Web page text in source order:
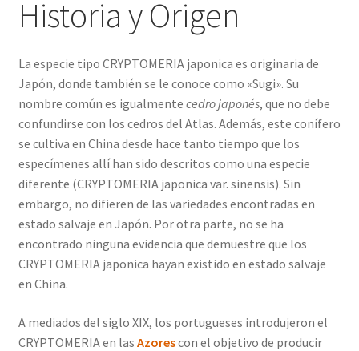
Historia y Origen
La especie tipo CRYPTOMERIA japonica es originaria de
Japón, donde también se le conoce como «Sugi». Su
nombre común es igualmente cedro japonés, que no debe
confundirse con los cedros del Atlas. Además, este conífero
se cultiva en China desde hace tanto tiempo que los
especímenes allí han sido descritos como una especie
diferente (CRYPTOMERIA japonica var. sinensis). Sin
embargo, no difieren de las variedades encontradas en
estado salvaje en Japón. Por otra parte, no se ha
encontrado ninguna evidencia que demuestre que los
CRYPTOMERIA japonica hayan existido en estado salvaje
en China.
A mediados del siglo XIX, los portugueses introdujeron el
CRYPTOMERIA en las Azorescon el objetivo de producir